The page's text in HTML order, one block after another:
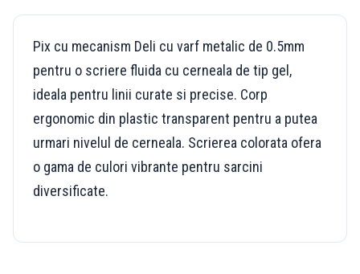
Pix cu mecanism Deli cu varf metalic de 0.5mm
pentru o scriere fluida cu cerneala de tip gel,
ideala pentru linii curate si precise. Corp
ergonomic din plastic transparent pentru a putea
urmari nivelul de cerneala. Scrierea colorata ofera
o gama de culori vibrante pentru sarcini
diversificate.